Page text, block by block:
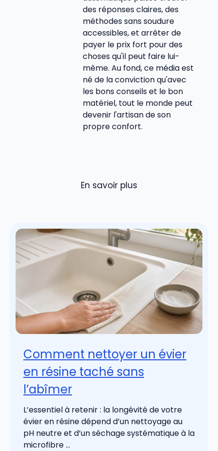
des réponses claires, des
méthodes sans soudure
accessibles, et arrêter de
payer le prix fort pour des
choses qu'il peut faire lui-
même. Au fond, ce média est
né de la conviction qu'avec
les bons conseils et le bon
matériel, tout le monde peut
devenir l'artisan de son
propre confort.
En savoir plus
Comment nettoyer un évier
en résine taché sans
l’abîmer
L’essentiel à retenir : la longévité de votre
évier en résine dépend d’un nettoyage au
pH neutre et d’un séchage systématique à la
microfibre ...